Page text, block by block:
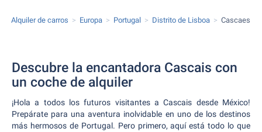
Alquiler de carros Europa Portugal Distrito de Lisboa Cascaes
Descubre la encantadora Cascais con
un coche de alquiler
¡Hola a todos los futuros visitantes a Cascais desde México!
Prepárate para una aventura inolvidable en uno de los destinos
más hermosos de Portugal. Pero primero, aquí está todo lo que